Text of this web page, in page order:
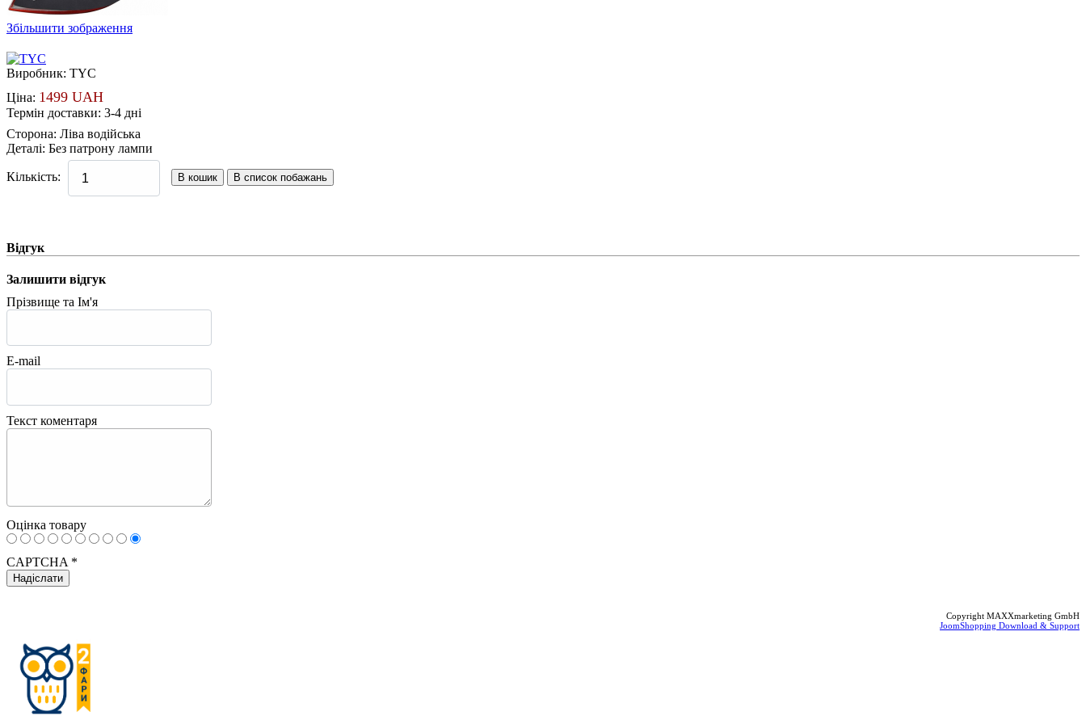
Збільшити зображення
Виробник: TYC
Ціна: 1499 UAH
Термін доставки: 3-4 дні
Сторона: Ліва водійська
Деталі: Без патрону лампи
Кількість:
Відгук
Залишити відгук
Прізвище та Ім'я
E-mail
Текст коментаря
Оцінка товару
CAPTCHA *
Copyright MAXXmarketing GmbH
JoomShopping Download & Support